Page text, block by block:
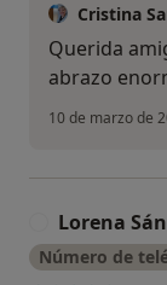
Cristina
Querida
abrazo
10 de marzo de
Lorena
Número de